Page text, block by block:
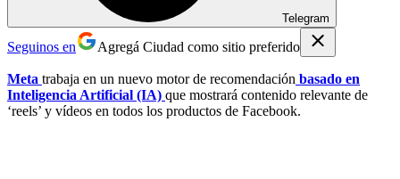
Telegram
Seguinos en Agregá Ciudad como sitio preferido
Meta trabaja en un nuevo motor de recomendación basado en
Inteligencia Artificial (IA) que mostrará contenido relevante de
‘reels’ y vídeos en todos los productos de Facebook.